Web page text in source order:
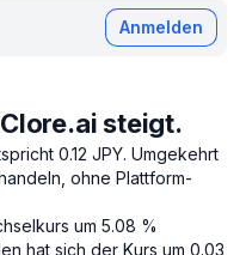
Anmelden
steigt.
0.12 JPY. Umgekehrt
ohne Plattform-
um 5.08 %
hat sich der Kurs um 0.03